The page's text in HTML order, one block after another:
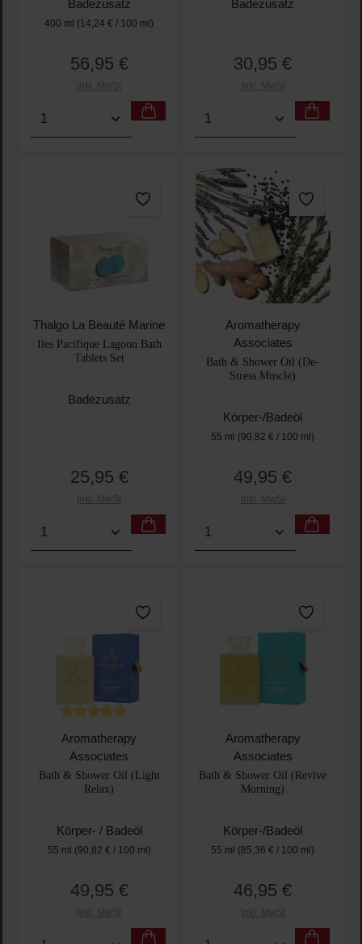
Badezusatz
400 ml (14,24 € / 100 ml)
Regulärer Preis:
56,95 €
Inkl. MwSt
Produkt Anzahl: Gib den gewünschten Wert ein
Badezusatz
Regulärer Preis:
30,95 €
Inkl. MwSt
Produkt Anzahl: Gib
Thalgo La Beauté Marine
Iles Pacifique Lagoon Bath
Tablets Set
Badezusatz
Regulärer Preis:
25,95 €
Inkl. MwSt
Produkt Anzahl: Gib den gewünschten Wert ein
Aromatherapy
Associates
Bath & Shower Oil (De-
Stress Muscle)
Körper-/Badeöl
55 ml (90,82 € / 100 ml)
Regulärer Preis:
49,95 €
Inkl. MwSt
Produkt Anzahl: Gib
Aromatherapy
Associates
Bath & Shower Oil (Light
Relax)
Körper- / Badeöl
55 ml (90,82 € / 100 ml)
Regulärer Preis:
49,95 €
Inkl. MwSt
Produkt Anzahl: Gib den gewünschten Wert ein
Aromatherapy
Associates
Bath & Shower Oil (Revive
Morning)
Körper-/Badeöl
55 ml (85,36 € / 100 ml)
Regulärer Preis:
46,95 €
Inkl. MwSt
Produkt Anzahl: Gib